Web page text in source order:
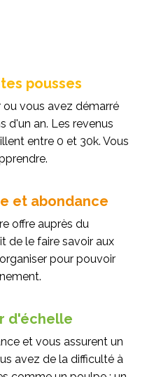
pousses
vous avez démarré
d'un an. Les revenus
entre 0 et 30k. Vous
et abondance
offre auprès du
de le faire savoir aux
pour pouvoir
d'échelle
et vous assurent un
avez de la difficulté à